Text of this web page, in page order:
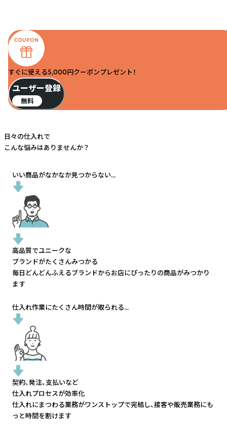
すぐに使える5,000円クーポンプレゼント！
ユーザー登録
無料
日々の仕入れで
こんな悩みはありませんか？
いい商品がなかなか見つからない...
高品質でユニークな
ブランドがたくさんみつかる
毎日どんどんふえるブランドからお店にぴったりの商品がみつかり
ます
仕入れ作業にたくさん時間が取られる...
契約、発注、支払いなど
仕入れプロセスが効率化
仕入れにまつわる業務がワンストップで完結し、接客や販売業務にも
っと時間を割けます